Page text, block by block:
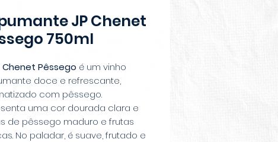
JP Chenet
750ml
Chenet Pêssego é um vinho
doce e refrescante,
com pêssego.
uma cor dourada clara e
de pêssego maduro e frutas
No paladar, é suave, frutado e